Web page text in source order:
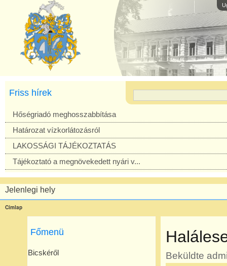
Friss hírek
Hőségriadó meghosszabbítása
Határozat vízkorlátozásról
LAKOSSÁGI TÁJÉKOZTATÁS
Tájékoztató a megnövekedett nyári v...
Jelenlegi hely
Címlap
Főmenü
Bicskéről Beküldte